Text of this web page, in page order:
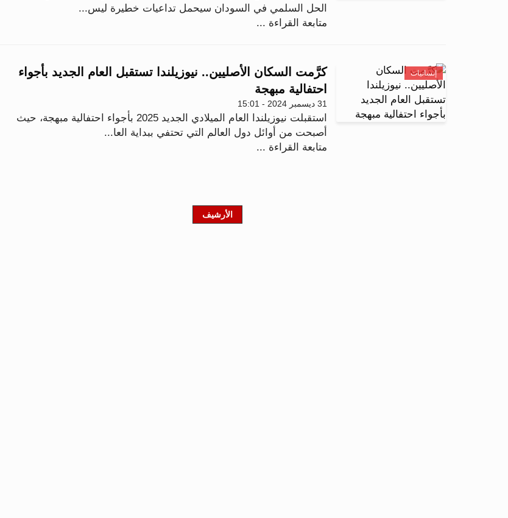
الحل السلمي في السودان سيحمل تداعيات خطيرة ليس...
متابعة القراءة ...
إنسانيات
كرَّمت السكان الأصليين.. نيوزيلندا تستقبل العام الجديد بأجواء
احتفالية مبهجة
31 ديسمبر 2024 - 15:01
استقبلت نيوزيلندا العام الميلادي الجديد 2025 بأجواء احتفالية مبهجة، حيث
أصبحت من أوائل دول العالم التي تحتفي ببداية العا...
متابعة القراءة ...
الأرشيف